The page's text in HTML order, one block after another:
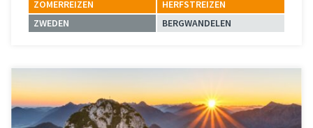
ZOMERREIZEN
HERFSTREIZEN
ZWEDEN
BERGWANDELEN